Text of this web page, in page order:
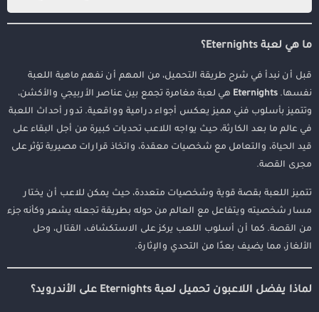
ما هي لعبة Eternights؟
لماذا يفضل اللاعبون تحميل لعبة Eternights على الأندرويد؟
1. التحقق من متطلبات الجهاز
3. تحميل اللعبة من متجر جوجل بلاي
4. تشغيل اللعبة والبدء في الاستمتاع
هل هناك نسخ مجانية ومدفوعة من اللعبة؟
ما هي لعبة Eternights؟
قبل أن نبدأ في شرح طريقة التحميل، من المهم أن نفهم ماهية اللعبة
نفسها. Eternights هي لعبة مغامرة تجمع بين عناصر الأربيجي والأكشن،
وتتميز بأسلوب فني مميز يعكس أجواء درامية وواقعية. تدور أحداث اللعبة
في عالم ما بعد الكارثة، حيث يواجه اللاعب تحديات كبيرة من أجل البقاء على
قيد الحياة، والتعامل مع شخصيات معقدة، واتخاذ قرارات مصيرية تؤثر على
مجرى القصة.
تتميز اللعبة بقصة قوية وشخصيات متعددة، حيث يمكن للاعب أن يختار
مسار شخصيته ويتفاعل مع العالم من حوله بطريقة تجعله يشعر وكأنه جزء
من القصة. كما أن أسلوب اللعب يركز على الاستكشاف، القتال، وحل
الألغاز، مما يضيف بعدًا من التحدي والإثارة.
لماذا يفضل اللاعبون تحميل لعبة Eternights على الأندرويد؟